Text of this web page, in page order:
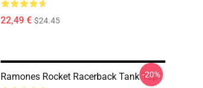
22,49 € $24.45
Ramones Rocket Racerback Tank Top
-20%